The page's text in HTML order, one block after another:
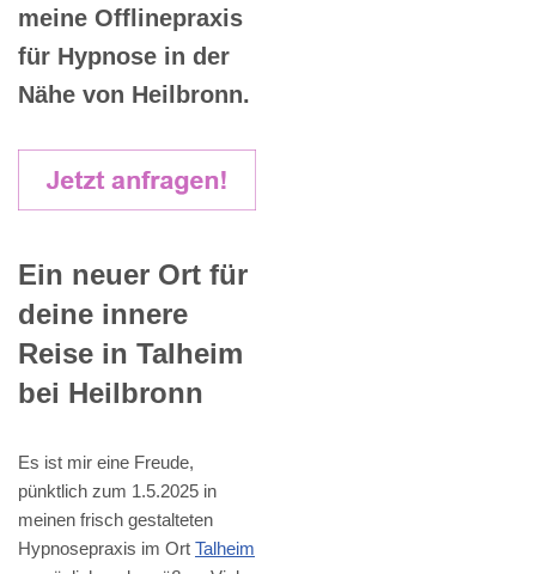
meine Offlinepraxis
für Hypnose in der
Nähe von Heilbronn.
Ein neuer Ort für
deine innere
Reise in Talheim
bei Heilbronn
Es ist mir eine Freude,
pünktlich zum 1.5.2025 in
meinen frisch gestalteten
Hypnosepraxis im Ort Talheim